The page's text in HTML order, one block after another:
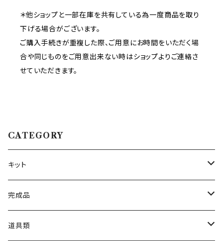
＊他ショップと一部在庫を共有している為一度商品を取り
下げる場合がございます。
ご購入手続きが重複した際、ご用意にお時間をいただく場
合や同じものをご用意出来ない時はショップよりご連絡さ
せていただきます。
CATEGORY
キット
ネックレス
ブレスレット
完成品
ネックレス
道具類